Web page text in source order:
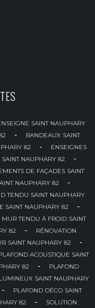
SAINT NAUPHARY
-
BANDEAUX SAINT
82 -
ENSEIGNES
NAUPHARY 82 -
DE FAÇADES SAINT
NAUPHARY 82 -
TENDU SAINT NAUPHARY
SAINT NAUPHARY 82 -
MUR TENDU À FROID SAINT
82 -
RÉNOVATION
SAINT NAUPHARY 82 -
ACOUSTIQUE SAINT
82 -
PLAFOND
SAINT NAUPHARY
-
PLAFOND DÉCO SAINT
82 -
SOLUTION